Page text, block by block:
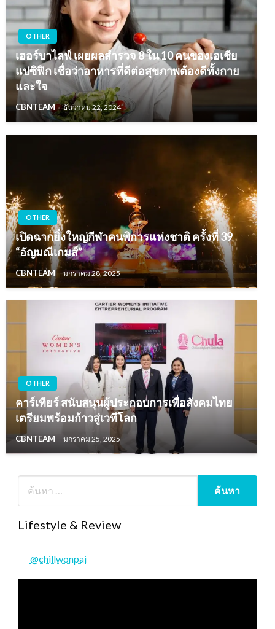
OTHER
เฮอร์บาไลฟ์ เผยผลสำรวจ 8 ใน 10 คนของเอเชีย
แปซิฟิก เชื่อว่าอาหารที่ดีต่อสุขภาพต้องดีทั้งกาย
และใจ
CBNTEAM ธันวาคม 22, 2024
OTHER
เปิดฉากยิ่งใหญ่กีฬาคนพิการแห่งชาติ ครั้งที่ 39
“อัญมณีเกมส์”
CBNTEAM มกราคม 28, 2025
OTHER
คาร์เทียร์ สนับสนุนผู้ประกอบการเพื่อสังคมไทย
เตรียมพร้อมก้าวสู่เวทีโลก
CBNTEAM มกราคม 25, 2025
Lifestyle & Review
@chillwonpai